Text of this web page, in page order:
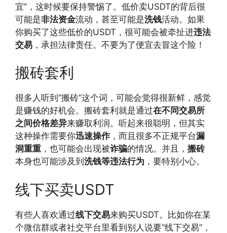
宜”，这时候要保持警惕了。低价卖USDT的背后很
可能是非法资金流动，甚至可能是洗钱活动。如果
你购买了这些低价的USDT，很可能会被牵扯进违法
交易 ，承担法律责任。不要为了便宜去冒这个险！
搬砖套利
很多人听到“搬砖”这个词，可能会觉得很新鲜，感觉
是赚钱的好机会。搬砖套利就是通过在不同交易所
之间价格差异来赚取利润。听起来很聪明，但其实
这种操作需要你迅速操作，而且很多不正规平台漏
洞重重 ，也可能会出现被诈骗的情况。并且， 搬砖
本身也可能涉及到 洗钱等违法行为 ，要特别小心。
线下买卖USDT
有些人喜欢通过线下交易来购买USDT。比如你在某
个微信群或者社交平台里看到别人说要“线下交易”，